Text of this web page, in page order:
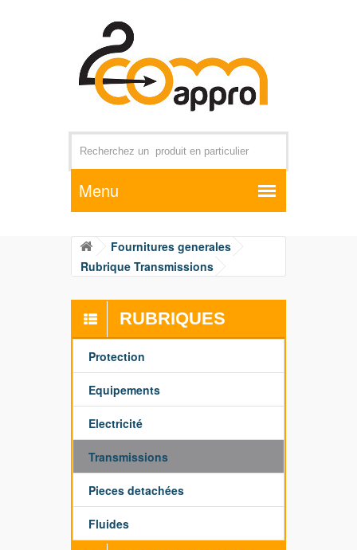
Par exemple +distributeur +CD01
Fournitures generales
Rubrique Transmissions
RUBRIQUES
Protection
Equipements
Electricité
Transmissions
Pieces detachées
Fluides